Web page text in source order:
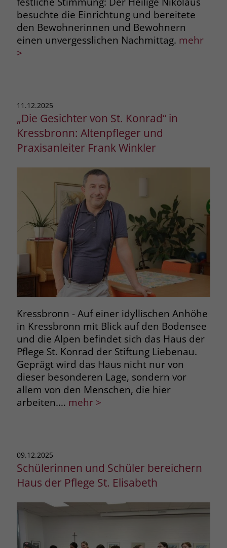
besuchte die Einrichtung und bereitete
den Bewohnerinnen und Bewohnern
einen unvergesslichen Nachmittag. mehr
>
11.12.2025
„Die Gesichter von St. Konrad“ in
Kressbronn: Altenpfleger und
Praxisanleiter Frank Winkler
Kressbronn - Auf einer idyllischen Anhöhe
in Kressbronn mit Blick auf den Bodensee
und die Alpen befindet sich das Haus der
Pflege St. Konrad der Stiftung Liebenau.
Geprägt wird das Haus nicht nur von
dieser besonderen Lage, sondern vor
allem von den Menschen, die hier
arbeiten.… mehr >
09.12.2025
Schülerinnen und Schüler bereichern
Haus der Pflege St. Elisabeth